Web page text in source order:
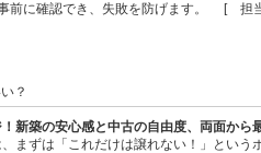
事前に確認でき、失敗を防げます。 [
？
新築の安心感と中古の自由度、両面から
まずは「これだけは譲れない！」とい